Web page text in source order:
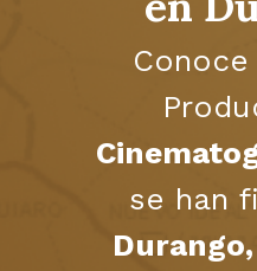
se han